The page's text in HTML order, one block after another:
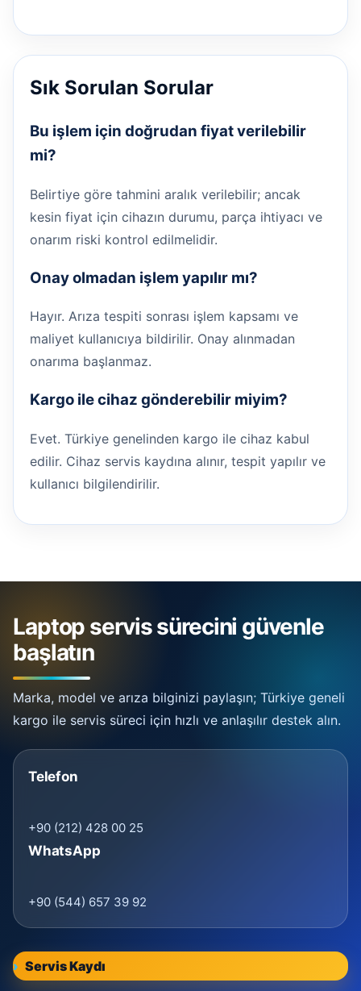
Sık Sorulan Sorular
Bu işlem için doğrudan fiyat verilebilir
mi?
Belirtiye göre tahmini aralık verilebilir; ancak
kesin fiyat için cihazın durumu, parça ihtiyacı ve
onarım riski kontrol edilmelidir.
Onay olmadan işlem yapılır mı?
Hayır. Arıza tespiti sonrası işlem kapsamı ve
maliyet kullanıcıya bildirilir. Onay alınmadan
onarıma başlanmaz.
Kargo ile cihaz gönderebilir miyim?
Evet. Türkiye genelinden kargo ile cihaz kabul
edilir. Cihaz servis kaydına alınır, tespit yapılır ve
kullanıcı bilgilendirilir.
Laptop servis sürecini güvenle
başlatın
Marka, model ve arıza bilginizi paylaşın; Türkiye geneli
kargo ile servis süreci için hızlı ve anlaşılır destek alın.
Telefon
+90 (212) 428 00 25
WhatsApp
+90 (544) 657 39 92
Servis Kaydı